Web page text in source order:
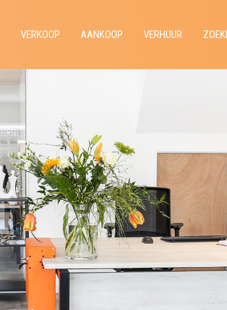
VERKOOP AANKOOP VERHUUR